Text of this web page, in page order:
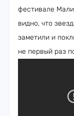
фестивале
видно, что
заметили и
не первый раз